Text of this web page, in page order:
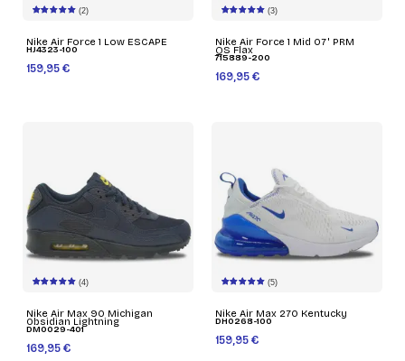
(2)
Nike Air Force 1 Low ESCAPE
HJ4323-100
159,95 €
(3)
Nike Air Force 1 Mid 07' PRM
QS Flax
715889-200
169,95 €
(4)
Nike Air Max 90 Michigan
Obsidian Lightning
DM0029-401
169,95 €
(5)
Nike Air Max 270 Kentucky
DH0268-100
159,95 €